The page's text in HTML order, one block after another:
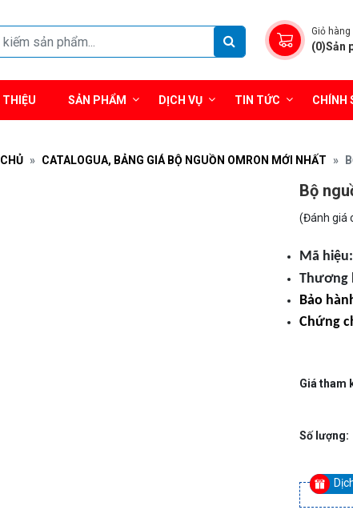
Giỏ hàng
(0)Sản
THIỆU SẢN PHẨM DỊCH VỤ TIN TỨC CHÍNH
CATALOGUA, BẢNG GIÁ BỘ NGUỒN OMRON MỚI NHẤT
Bộ
(Đánh giá
Mã hiệu:
Thương
Bảo
Chứng
Giá tham
Số lượng: